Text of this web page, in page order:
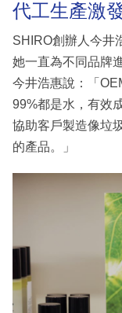
代工生產激
SHIRO創辦人今井
她一直為不同品牌
今井浩惠說：「
99%都是水，有效
協助客戶製造像垃
的產品。」